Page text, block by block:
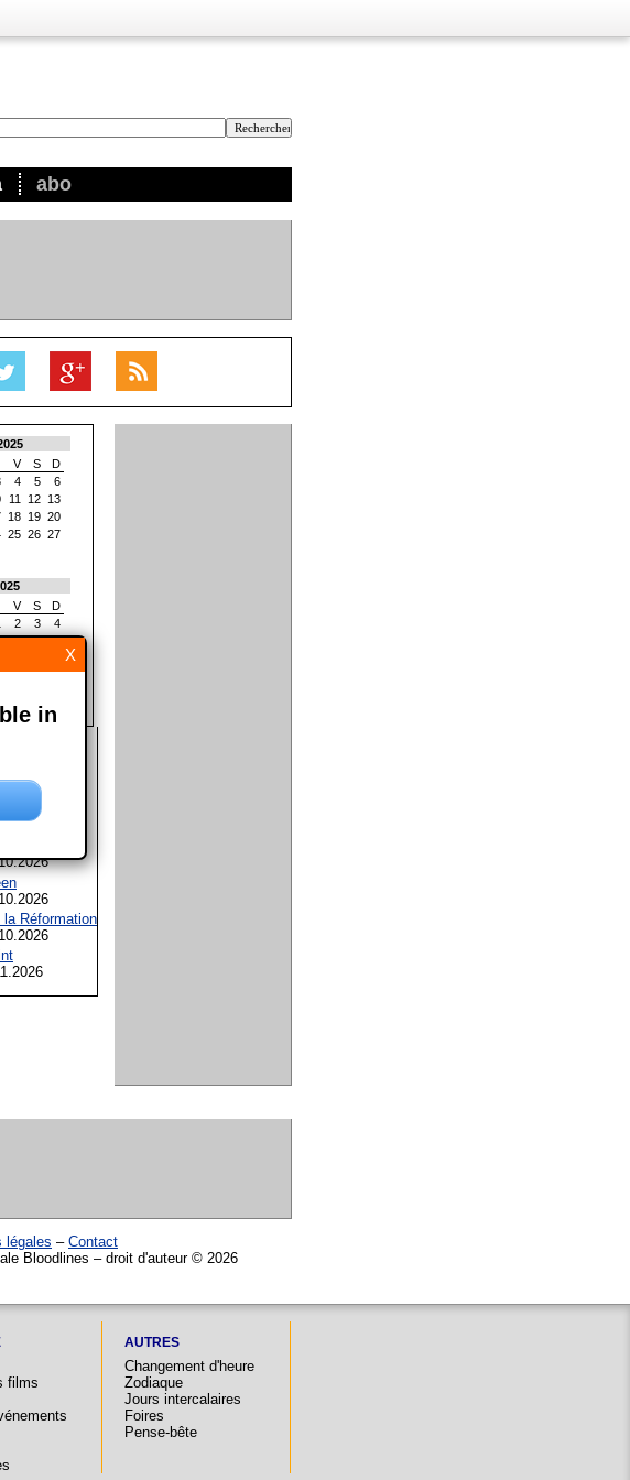
abo
V S
D
4 5
6
11 12 13
18 19 20
25 26 27
V S
D
2 3
4
9 10 11
23 24 25
fêtes et
de Marie
la Réformation
légales – Contact
Bloodlines – droit d'auteur © 2026
films
AUTRES
Changement d'heure
Zodiaque
Jours intercalaires
Foires
Pense-bête
X
in